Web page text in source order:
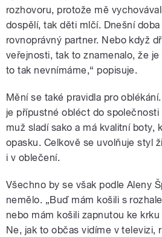
rozhovoru, protože mě
dospělí, tak děti mlčí. Dnešní
rovnoprávný partner. Nebo když
veřejnosti, tak to znamenalo, že
to tak nevnímáme,“ popisuje.
Mění se také pravidla pro
je přípustné obléct do společnosti
muž sladí sako a má kvalitní boty,
opasku. Celkově se uvolňuje styl
i v oblečení.
Všechno by se však podle Aleny
nemělo. „Buď mám košili s
nebo mám košili zapnutou ke krku
Ne, jak to občas vidíme v televizi,